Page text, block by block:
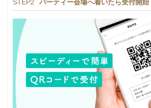
STEP2 パーティー会場へ着いたら受付開始